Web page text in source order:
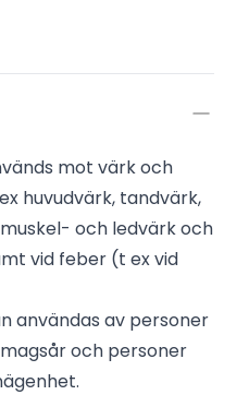
mot värk och
huvudvärk, tandvärk,
och ledvärk och
vid feber (t ex vid
användas av personer
och personer